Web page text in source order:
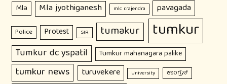
Mla Mla jyothiganesh mlc r.rajendra pavagada
Police Protest SIR tumakur tumkur
Tumkur dc yspatil Tumkur mahanagara palike
tumkur news turuvekere University ಕಾಂಗ್ರೆಸ್